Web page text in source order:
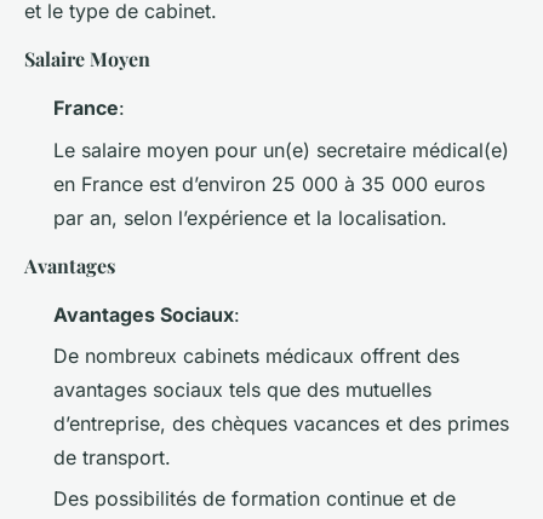
et le type de cabinet.
Salaire Moyen
France:
Le salaire moyen pour un(e) secretaire médical(e)
en France est d’environ 25 000 à 35 000 euros
par an, selon l’expérience et la localisation.
Avantages
Avantages Sociaux:
De nombreux cabinets médicaux offrent des
avantages sociaux tels que des mutuelles
d’entreprise, des chèques vacances et des primes
de transport.
Des possibilités de formation continue et de